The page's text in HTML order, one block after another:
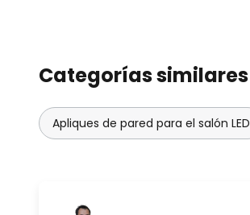
Categorías similares
Apliques de pared para el salón LED